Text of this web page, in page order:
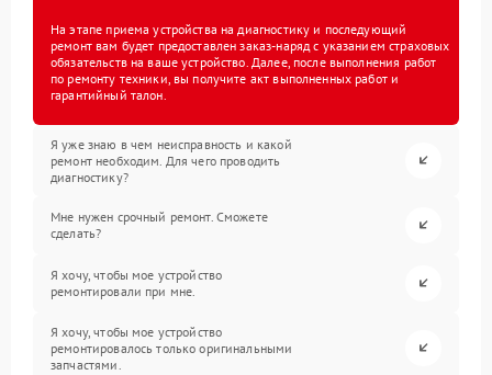
На этапе приема устройства на диагностику и последующий
ремонт вам будет предоставлен заказ-наряд с указанием страховых
обязательств на ваше устройство. Далее, после выполнения работ
по ремонту техники, вы получите акт выполненных работ и
гарантийный талон.
Я уже знаю в чем неисправность и какой
ремонт необходим. Для чего проводить
диагностику?
Мне нужен срочный ремонт. Сможете
сделать?
Я хочу, чтобы мое устройство
ремонтировали при мне.
Я хочу, чтобы мое устройство
ремонтировалось только оригинальными
запчастями.